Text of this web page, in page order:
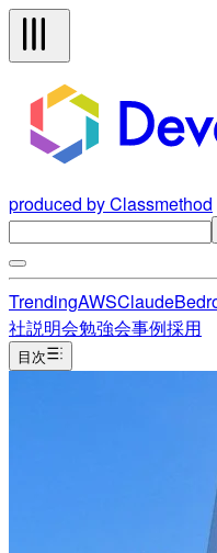
produced by Classmethod
TrendingAWSClaude
社説明会勉強会事例採用
目次